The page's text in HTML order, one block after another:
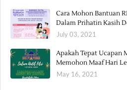
Cara Mohon Bantuan
Dalam Prihatin Kasih
July 03, 2021
Apakah Tepat Ucapan
Memohon Maaf Hari
May 16, 2021